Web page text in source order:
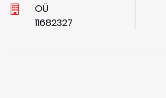
OÜ
11682327